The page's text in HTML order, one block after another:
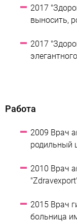
2017
выносить,
2017
Работа
2009 Врач
родильный
2010 Врач
2015 Врач
больница